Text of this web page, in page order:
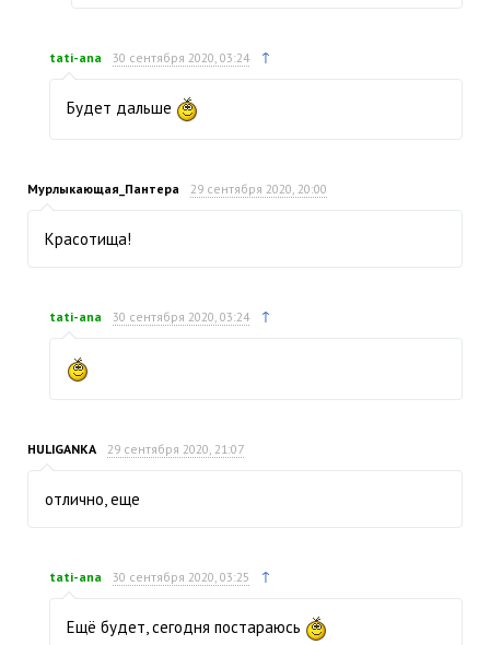
tati-ana 30 сентября 2020, 03:24 ↑
Будет дальше
Мурлыкающая_Пантера 29 сентября 2020, 20:00
Красотища!
tati-ana 30 сентября 2020, 03:24 ↑
HULIGANKA 29 сентября 2020, 21:07
отлично, еще
tati-ana 30 сентября 2020, 03:25 ↑
Ещё будет, сегодня постараюсь